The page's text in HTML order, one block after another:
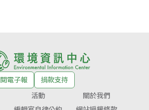
電子報
捐款支持
活動
關於我們